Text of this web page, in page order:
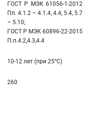
ГОСТ Р МЭК 61056-1-2012
Пп. 4.1.2 – 4.1.4, 4.4, 5.4, 5.7
– 5.10;
ГОСТ Р МЭК 60896-22-2015
П.п.4.2,4.3,4.4
10-12 лет (при 25°С)
260